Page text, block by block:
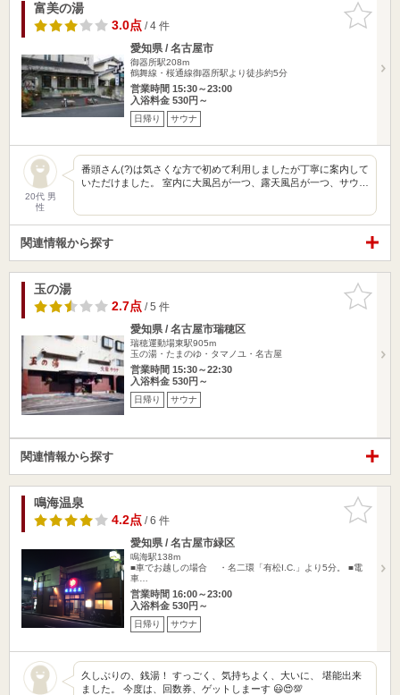
お気に入
りに追加
富美の湯
3.0点/ 4 件
愛知県 / 名古屋市
御器所駅208m
鶴舞線・桜通線御器所駅より徒歩約5分
営業時間 15:30～23:00
入浴料金 530円～
日帰り サウナ
20代 男
性
番頭さん(?)は気さくな方で初めて利用しましたが丁寧に案内して
いただけました。 室内に大風呂が一つ、露天風呂が一つ、サウ…
関連情報から探す
お気に入
りに追加
玉の湯
2.7点/ 5 件
愛知県 / 名古屋市瑞穂区
瑞穂運動場東駅905m
玉の湯・たまのゆ・タマノユ・名古屋
営業時間 15:30～22:30
入浴料金 530円～
日帰り サウナ
関連情報から探す
お気に入
りに追加
鳴海温泉
4.2点/ 6 件
愛知県 / 名古屋市緑区
鳴海駅138m
■車でお越しの場合 ・名二環「有松I.C.」より5分。 ■電
車…
営業時間 16:00～23:00
入浴料金 530円～
日帰り サウナ
久しぶりの、銭湯！ すっごく、気持ちよく、大いに、 堪能出来
ました。 今度は、回数券、ゲットしまーす 😃😍💯